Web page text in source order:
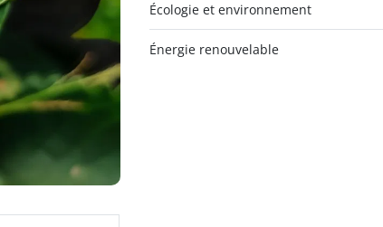
Écologie et environnement
Énergie renouvelable